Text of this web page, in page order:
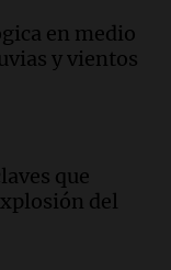
un
en medio
y vientos
que
del